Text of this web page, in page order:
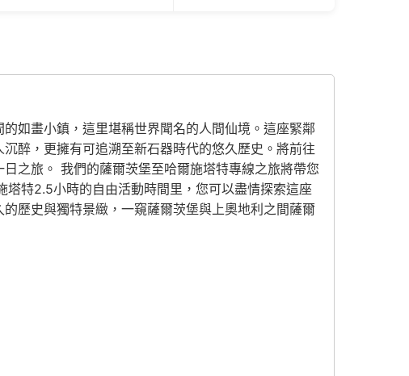
如畫小鎮，這里堪稱世界聞名的人間仙境。這座緊鄰
醉，更擁有可追溯至新石器時代的悠久歷史。將前往
之旅。 我們的薩爾茨堡至哈爾施塔特專線之旅將帶您
特2.5小時的自由活動時間里，您可以盡情探索這座
歷史與獨特景緻，一窺薩爾茨堡與上奧地利之間薩爾